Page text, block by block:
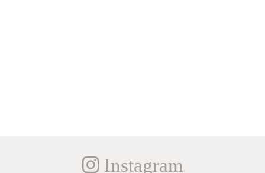
Instagram